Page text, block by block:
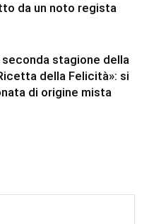
da un noto regista
stagione della
della Felicità»: si
di origine mista